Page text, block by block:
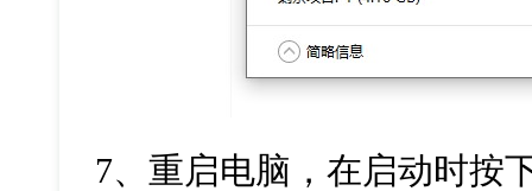
7、重启电脑，在启动时按